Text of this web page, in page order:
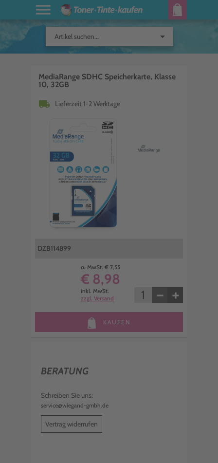
Artikel suchen... arrow_drop_down
MediaRange SDHC Speicherkarte, Klasse
10, 32GB
local_shipping Lieferzeit 1-2 Werktage
DZB114899
o. MwSt. € 7,55
€ 8,98
inkl. MwSt.
zzgl. Versand
− +
KAUFEN
BERATUNG
Schreiben Sie uns:
service@wiegand-gmbh.de
Vertrag widerrufen